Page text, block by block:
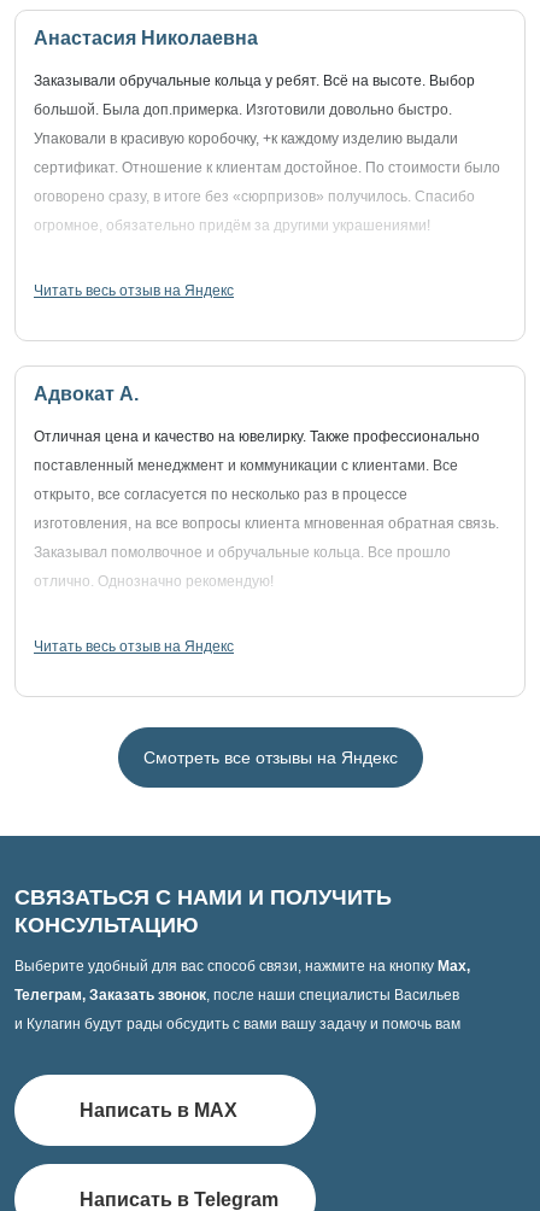
Анастасия Николаевна
Заказывали обручальные кольца у ребят. Всё на высоте. Выбор
большой. Была доп.примерка. Изготовили довольно быстро.
Упаковали в красивую коробочку, +к каждому изделию выдали
сертификат. Отношение к клиентам достойное. По стоимости было
оговорено сразу, в итоге без «сюрпризов» получилось. Спасибо
огромное, обязательно придём за другими украшениями!
Читать весь отзыв на Яндекс
Адвокат А.
Отличная цена и качество на ювелирку. Также профессионально
поставленный менеджмент и коммуникации с клиентами. Все
открыто, все согласуется по несколько раз в процессе
изготовления, на все вопросы клиента мгновенная обратная связь.
Заказывал помолвочное и обручальные кольца. Все прошло
отлично. Однозначно рекомендую!
Читать весь отзыв на Яндекс
Смотреть все отзывы на Яндекс
СВЯЗАТЬСЯ С НАМИ И ПОЛУЧИТЬ
КОНСУЛЬТАЦИЮ
Выберите удобный для вас способ связи, нажмите на кнопку Max,
Телеграм, Заказать звонок, после наши специалисты Васильев
и Кулагин будут рады обсудить с вами вашу задачу и помочь вам
Написать в MAX
Написать в Telegram